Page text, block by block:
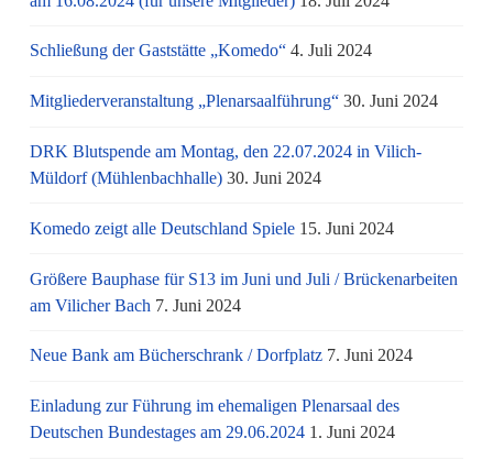
Schließung der Gaststätte „Komedo“ 4. Juli 2024
Mitgliederveranstaltung „Plenarsaalführung“ 30. Juni 2024
DRK Blutspende am Montag, den 22.07.2024 in Vilich-
Müldorf (Mühlenbachhalle) 30. Juni 2024
Komedo zeigt alle Deutschland Spiele 15. Juni 2024
Größere Bauphase für S13 im Juni und Juli / Brü­cken­ar­bei­ten
am Vi­li­cher Bach 7. Juni 2024
Neue Bank am Bücherschrank / Dorfplatz 7. Juni 2024
Einladung zur Führung im ehemaligen Plenarsaal des
Deutschen Bundestages am 29.06.2024 1. Juni 2024